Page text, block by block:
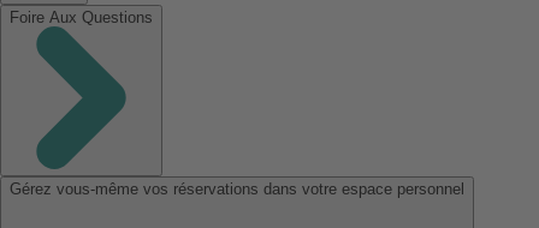
Foire Aux Questions
Gérez vous-même vos réservations dans votre espace personnel